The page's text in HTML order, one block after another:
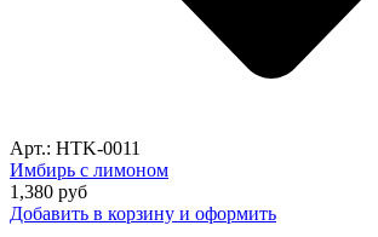
Арт.: HTK-0011
Имбирь с лимоном
1,380 руб
Добавить в корзину и оформить